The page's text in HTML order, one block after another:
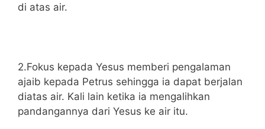
di atas air.
2.Fokus kepada Yesus memberi pengalaman
ajaib kepada Petrus sehingga ia dapat berjalan
diatas air. Kali lain ketika ia mengalihkan
pandangannya dari Yesus ke air itu.